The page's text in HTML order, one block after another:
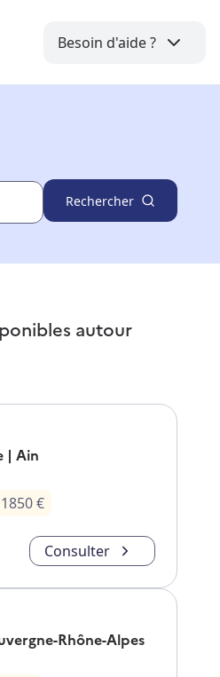
Besoin d'aide ?
Rechercher
autour
| Ain
1850€
Consulter
Rhône-Alpes